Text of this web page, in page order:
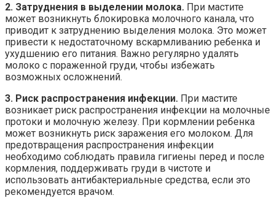
2. Затруднения в выделении молока. При мастите
может возникнуть блокировка молочного канала, что
приводит к затруднению выделения молока. Это может
привести к недостаточному вскармливанию ребенка и
ухудшению его питания. Важно регулярно удалять
молоко с пораженной груди, чтобы избежать
возможных осложнений.
3. Риск распространения инфекции. При мастите
возникает риск распространения инфекции на молочные
протоки и молочную железу. При кормлении ребенка
может возникнуть риск заражения его молоком. Для
предотвращения распространения инфекции
необходимо соблюдать правила гигиены перед и после
кормления, поддерживать груди в чистоте и
использовать антибактериальные средства, если это
рекомендуется врачом.